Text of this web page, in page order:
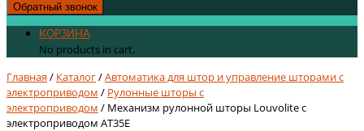
Обратный звонок
КОРЗИНА
No products in cart.
Главная/ Каталог/Автоматика для штор и управление шторами с
электроприводом / Рулонные шторы с
электроприводом / Механизм рулонной шторы Louvolite с
электроприводом AT35E